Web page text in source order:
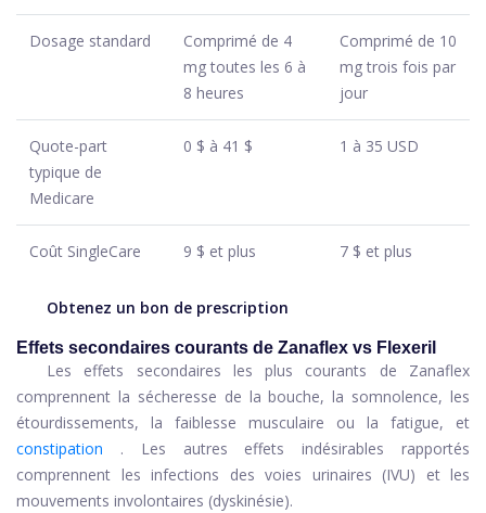
Dosage standard
Comprimé de 4
mg toutes les 6 à
8 heures
Comprimé de 10
mg trois fois par
jour
Quote-part
typique de
Medicare
0 $ à 41 $ 1 à 35 USD
Coût SingleCare 9 $ et plus 7 $ et plus
Obtenez un bon de prescription
Effets secondaires courants de Zanaflex vs Flexeril
Les effets secondaires les plus courants de Zanaflex
comprennent la sécheresse de la bouche, la somnolence, les
étourdissements, la faiblesse musculaire ou la fatigue, et
constipation . Les autres effets indésirables rapportés
comprennent les infections des voies urinaires (IVU) et les
mouvements involontaires (dyskinésie).